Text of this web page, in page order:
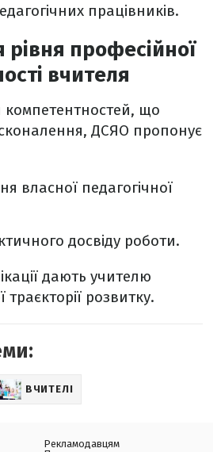
працівників.
професійної
вчителя
що
ДСЯО пропонує
власної педагогічної
досвіду роботи.
дають учителю
розвитку.
ВЧИТЕЛІ
Рекламодавцям